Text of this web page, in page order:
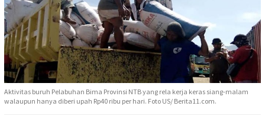
Aktivitas buruh Pelabuhan Bima Provinsi NTB yang rela kerja keras siang-malam
walaupun hanya diberi upah Rp40 ribu per hari. Foto US/ Berita11.com.